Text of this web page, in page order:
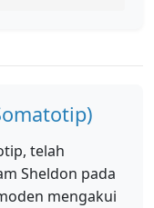
telah
Sheldon pada
mengakui